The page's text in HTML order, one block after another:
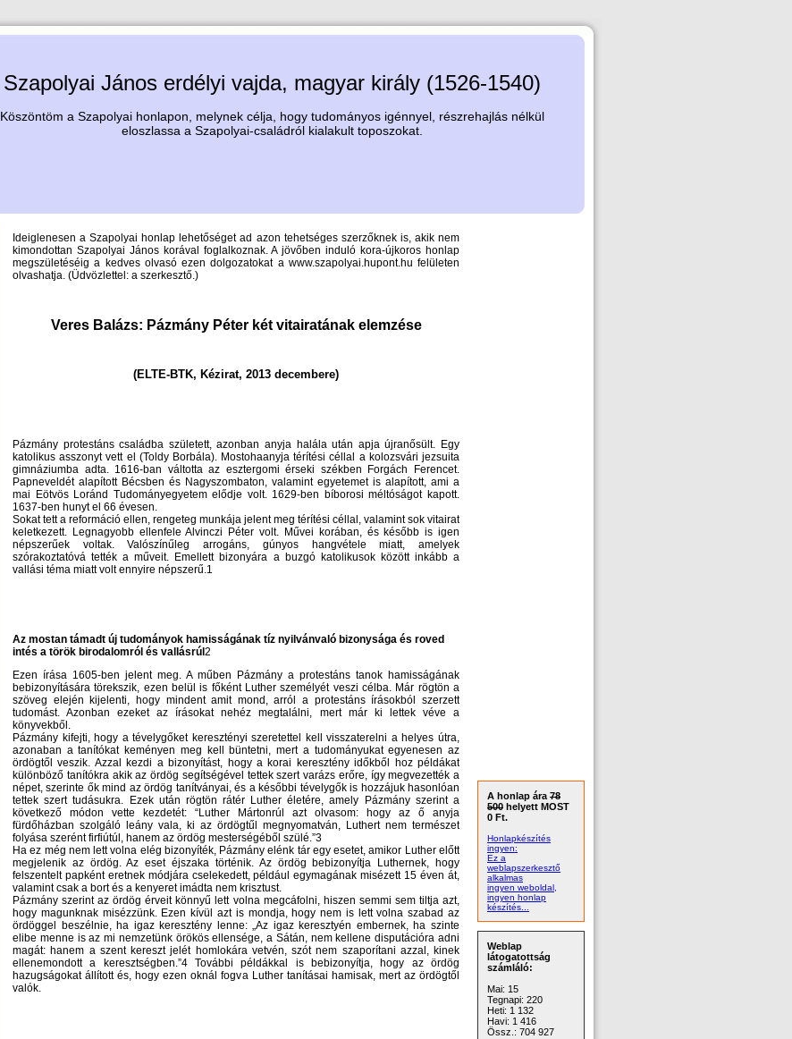
Szapolyai János erdélyi vajda, magyar király (1526-1540)
Köszöntöm a Szapolyai honlapon, melynek célja, hogy tudományos igénnyel, részrehajlás nélkül
eloszlassa a Szapolyai-családról kialakult toposzokat.
Ideiglenesen a Szapolyai honlap lehetőséget ad azon tehetséges szerzőknek is, akik nem
kimondottan Szapolyai János korával foglalkoznak. A jövőben induló kora-újkoros honlap
megszületéséig a kedves olvasó ezen dolgozatokat a www.szapolyai.hupont.hu felületen
olvashatja. (Üdvözlettel: a szerkesztő.)
Veres Balázs: Pázmány Péter két vitairatának elemzése
(ELTE-BTK, Kézirat, 2013 decembere)
Pázmány protestáns családba született, azonban anyja halála után apja újranősült. Egy
katolikus asszonyt vett el (Toldy Borbála). Mostohaanyja térítési céllal a kolozsvári jezsuita
gimnáziumba adta. 1616-ban váltotta az esztergomi érseki székben Forgách Ferencet.
Papneveldét alapított Bécsben és Nagyszombaton, valamint egyetemet is alapított, ami a
mai Eötvös Loránd Tudományegyetem elődje volt. 1629-ben bíborosi méltóságot kapott.
1637-ben hunyt el 66 évesen.
Sokat tett a reformáció ellen, rengeteg munkája jelent meg térítési céllal, valamint sok vitairat
keletkezett. Legnagyobb ellenfele Alvinczi Péter volt. Művei korában, és később is igen
népszerűek voltak. Valószínűleg arrogáns, gúnyos hangvétele miatt, amelyek
szórakoztatóvá tették a műveit. Emellett bizonyára a buzgó katolikusok között inkább a
vallási téma miatt volt ennyire népszerű.1
Az mostan támadt új tudományok hamisságának tíz nyilvánvaló bizonysága és roved
intés a török birodalomról és vallásrúl 2
Ezen írása 1605-ben jelent meg. A műben Pázmány a protestáns tanok hamisságának
bebizonyítására törekszik, ezen belül is főként Luther személyét veszi célba. Már rögtön a
szöveg elején kijelenti, hogy mindent amit mond, arról a protestáns írásokból szerzett
tudomást. Azonban ezeket az írásokat nehéz megtalálni, mert már ki lettek véve a
könyvekből.
Pázmány kifejti, hogy a tévelygőket keresztényi szeretettel kell visszaterelni a helyes útra,
azonaban a tanítókat keményen meg kell büntetni, mert a tudományukat egyenesen az
ördögtől veszik. Azzal kezdi a bizonyítást, hogy a korai keresztény időkből hoz példákat
különböző tanítókra akik az ördög segítségével tettek szert varázs erőre, így megvezették a
népet, szerinte ők mind az ördög tanítványai, és a későbbi tévelygők is hozzájuk hasonlóan
tettek szert tudásukra. Ezek után rögtön rátér Luther életére, amely Pázmány szerint a
következő módon vette kezdetét: “Luther Mártonrúl azt olvasom: hogy az ő anyja
fürdőházban szolgáló leány vala, ki az ördögtűl megnyomatván, Luthert nem természet
folyása szerént firfiútúl, hanem az ördög mesterségéből szülé.”3
Ha ez még nem lett volna elég bizonyíték, Pázmány elénk tár egy esetet, amikor Luther előtt
megjelenik az ördög. Az eset éjszaka történik. Az ördög bebizonyítja Luthernek, hogy
felszentelt papként eretnek módjára cselekedett, például egymagának misézett 15 éven át,
valamint csak a bort és a kenyeret imádta nem krisztust.
Pázmány szerint az ördög érveit könnyű lett volna megcáfolni, hiszen semmi sem tiltja azt,
hogy magunknak misézzünk. Ezen kívül azt is mondja, hogy nem is lett volna szabad az
ördöggel beszélnie, ha igaz keresztény lenne: „Az igaz keresztyén embernek, ha szinte
elibe menne is az mi nemzetünk örökös ellensége, a Sátán, nem kellene disputációra adni
magát: hanem a szent kereszt jelét homlokára vetvén, szót nem szaporítani azzal, kinek
ellenemondott a keresztségben.”4 További példákkal is bebizonyítja, hogy az ördög
hazugságokat állított és, hogy ezen oknál fogva Luther tanításai hamisak, mert az ördögtől
valók.
A honlap ára 78
500 helyett MOST
0 Ft.
Honlapkészítés
ingyen:
Ez a
weblapszerkesztő
alkalmas
ingyen weboldal,
ingyen honlap
készítés...
Weblap
látogatottság
számláló:
Mai: 15
Tegnapi: 220
Heti: 1 132
Havi: 1 416
Össz.: 704 927